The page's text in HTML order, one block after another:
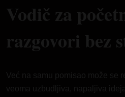
Vodič za
razgovori bez
Već na samu pomisao može se
veoma uzbudljiva, napaljiva